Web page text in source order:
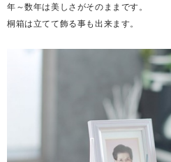
年～数年は美しさがそのままです。
桐箱は立てて飾る事も出来ます。